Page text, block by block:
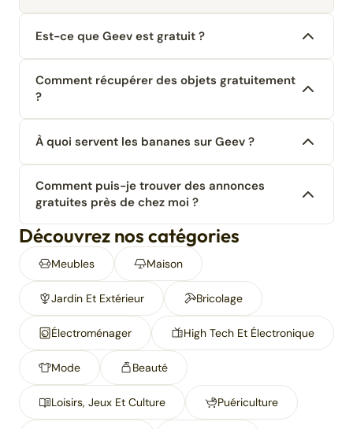
Est-ce que Geev est gratuit ?
Comment récupérer des objets gratuitement
?
À quoi servent les bananes sur Geev ?
Comment puis-je trouver des annonces
gratuites près de chez moi ?
Découvrez nos catégories
Meubles Maison
Jardin Et Extérieur Bricolage
Électroménager High Tech Et Électronique
Mode Beauté
Loisirs, Jeux Et Culture Puériculture